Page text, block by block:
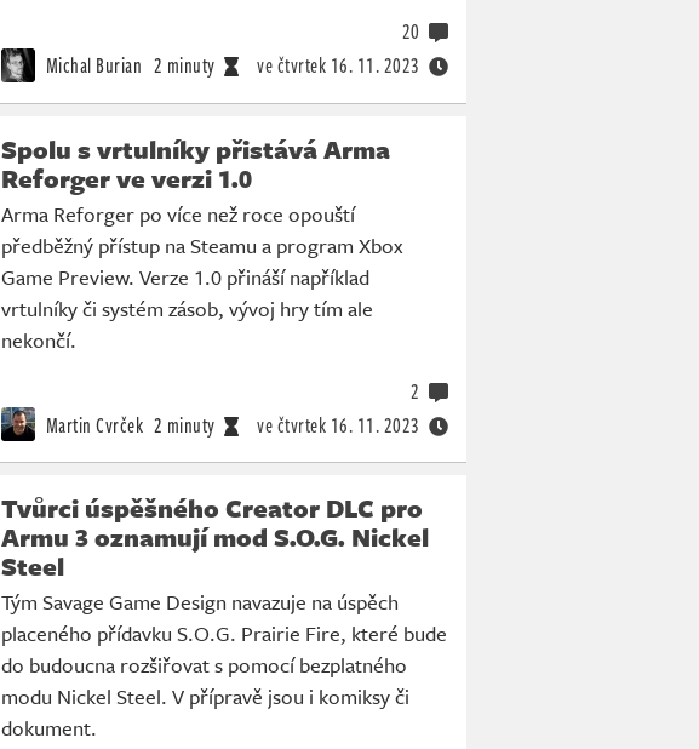
Michal Burian 2 minuty ve čtvrtek 16. 11. 2023
20
Spolu s vrtulníky přistává Arma
Reforger ve verzi 1.0
Arma Reforger po více než roce opouští
předběžný přístup na Steamu a program Xbox
Game Preview. Verze 1.0 přináší například
vrtulníky či systém zásob, vývoj hry tím ale
nekončí.
Martin Cvrček 2 minuty ve čtvrtek 16. 11. 2023
2
Tvůrci úspěšného Creator DLC pro
Armu 3 oznamují mod S.O.G. Nickel
Steel
Tým Savage Game Design navazuje na úspěch
placeného přídavku S.O.G. Prairie Fire, které bude
do budoucna rozšiřovat s pomocí bezplatného
modu Nickel Steel. V přípravě jsou i komiksy či
dokument.